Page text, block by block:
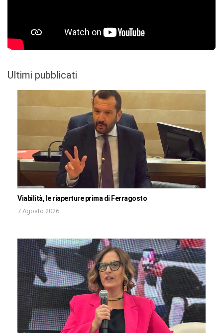
Ultimi pubblicati
Viabilità, le riaperture prima di Ferragosto
7 Agosto 2026